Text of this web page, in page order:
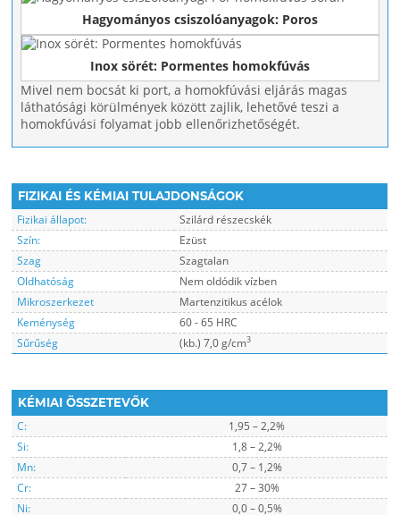
Hagyományos csiszolóanyagok: Poros
Inox sörét: Pormentes homokfúvás
Mivel nem bocsát ki port, a homokfúvási eljárás magas
láthatósági körülmények között zajlik, lehetővé teszi a
homokfúvási folyamat jobb ellenőrizhetőségét.
FIZIKAI ÉS KÉMIAI TULAJDONSÁGOK
Fizikai állapot:
Szilárd részecskék
Szín:
Ezüst
Szag
Szagtalan
Oldhatóság
Nem oldódik vízben
Mikroszerkezet
Martenzitikus acélok
Keménység
60 - 65 HRC
Sűrűség
(kb.) 7,0 g/cm3
KÉMIAI ÖSSZETEVŐK
C:
1,95 – 2,2%
Si:
1,8 – 2,2%
Mn:
0,7 – 1,2%
Cr:
27 – 30%
Ni:
0,0 – 0,5%